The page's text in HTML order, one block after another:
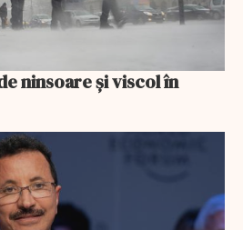
ninsoare și viscol în